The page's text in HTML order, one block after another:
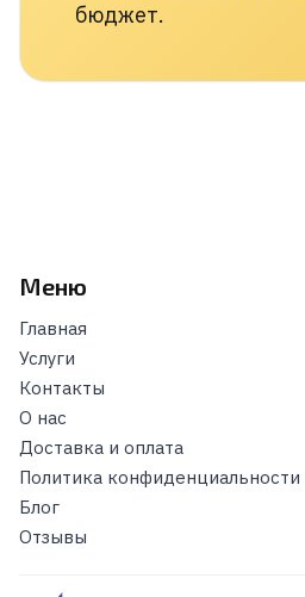
бюджет.
Меню
Главная
Услуги
Контакты
О нас
Доставка и оплата
Политика конфиденциальности
Блог
Отзывы